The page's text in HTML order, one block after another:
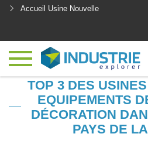
Accueil Usine Nouvelle
TOP 3 DES
EQUIPEMENTS
DÉCORATION
PAYS DE